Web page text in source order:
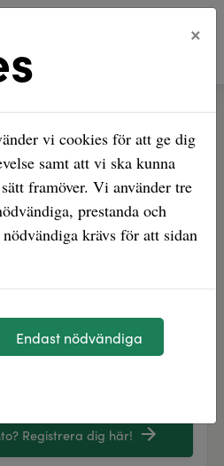
Lösenord
Registrera dig här!
×
vi cookies för att ge dig
samt att vi ska kunna
framöver. Vi använder tre
prestanda och
krävs för att sidan
Endast nödvändiga